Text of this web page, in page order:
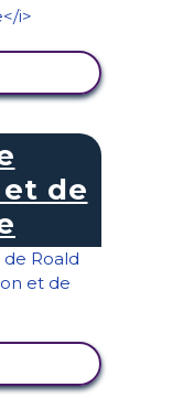
de